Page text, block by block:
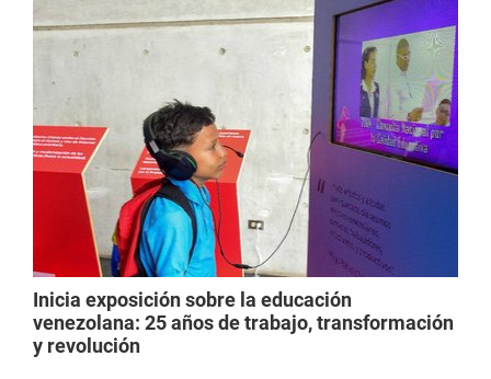
Inicia exposición sobre la educación
venezolana: 25 años de trabajo, transformación
y revolución